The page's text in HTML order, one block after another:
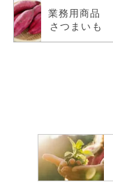
業務用商品
さつまいも